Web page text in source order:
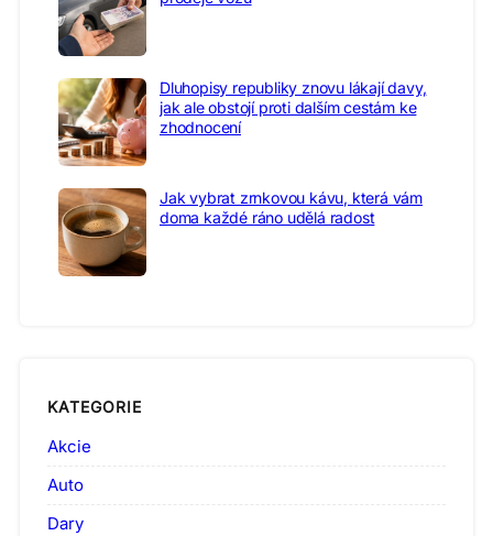
Dluhopisy republiky znovu lákají davy,
jak ale obstojí proti dalším cestám ke
zhodnocení
Jak vybrat zrnkovou kávu, která vám
doma každé ráno udělá radost
KATEGORIE
Akcie
Auto
Dary